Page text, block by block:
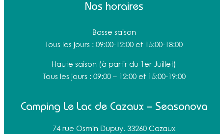
Camping Le Lac de Cazaux – Seasonova
74 rue Osmin Dupuy, 33260 Cazaux
Nos horaires
Basse saison
Tous les jours : 09:00-12:00 et 15:00-18:00
Haute saison (à partir du 1er Juillet)
Tous les jours : 09:00 – 12:00 et 15:00-19:00